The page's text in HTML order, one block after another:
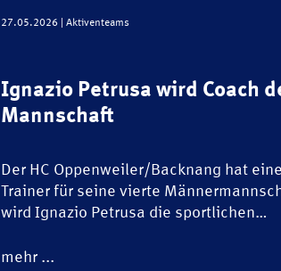
27.05.2026 | Aktiventeams
Ignazio Petrusa wird Coach
Mannschaft
Der HC Oppenweiler/Backnang hat
Trainer für seine vierte
wird Ignazio Petrusa die sportlichen…
mehr ...